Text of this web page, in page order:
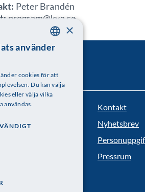
Peter Brandén
program@kva.se
4A
Kontakt
Nyhetsbrev
Pressrum
SWEDISH
×
använder
cookies för att
Du kan välja
eller välja vilka
användas.